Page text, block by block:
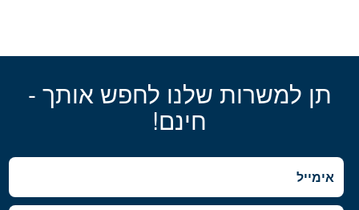
תן למשרות שלנו לחפש אותך -
חינם!